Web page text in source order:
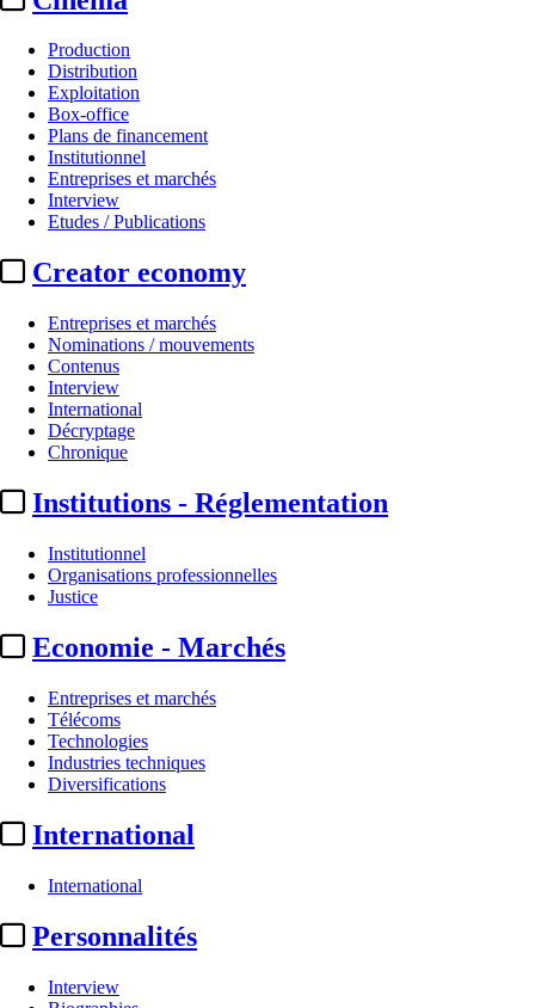
Production
Distribution
Exploitation
Box-office
Plans de financement
Institutionnel
Entreprises et marchés
Interview
Etudes / Publications
Creator economy
Entreprises et marchés
Nominations / mouvements
Contenus
Interview
International
Décryptage
Chronique
Institutions - Réglementation
Institutionnel
Organisations professionnelles
Justice
Economie - Marchés
Entreprises et marchés
Télécoms
Technologies
Industries techniques
Diversifications
International
International
Personnalités
Interview